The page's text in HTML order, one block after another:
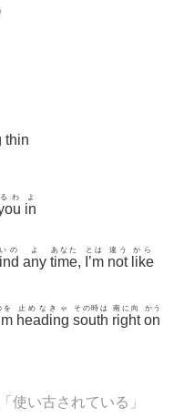
thin
るわ
in
よ
の
any
よ
time
あなた
, I’m
とは
not
違う
like
から
を
heading
止めなきゃ
south
その時は
right
南に向
on
かう
使い古されている」